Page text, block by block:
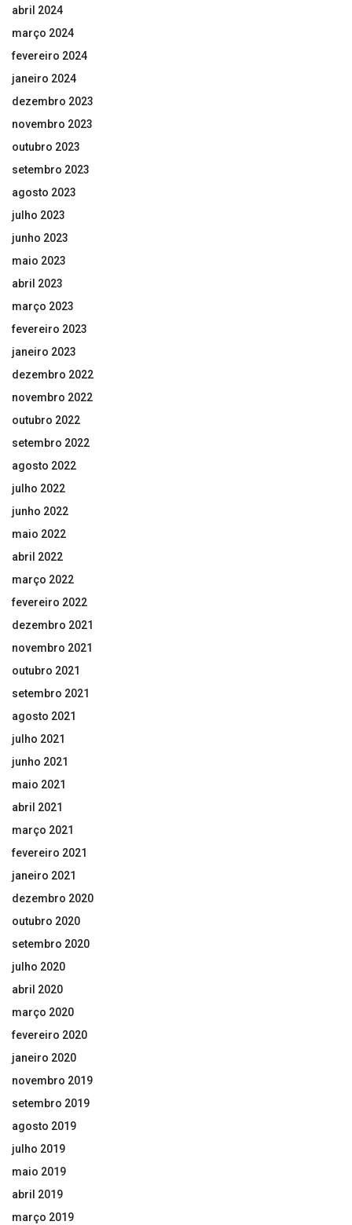
abril 2024
março 2024
fevereiro 2024
janeiro 2024
dezembro 2023
novembro 2023
outubro 2023
setembro 2023
agosto 2023
julho 2023
junho 2023
maio 2023
abril 2023
março 2023
fevereiro 2023
janeiro 2023
dezembro 2022
novembro 2022
outubro 2022
setembro 2022
agosto 2022
julho 2022
junho 2022
maio 2022
abril 2022
março 2022
fevereiro 2022
dezembro 2021
novembro 2021
outubro 2021
setembro 2021
agosto 2021
julho 2021
junho 2021
maio 2021
abril 2021
março 2021
fevereiro 2021
janeiro 2021
dezembro 2020
outubro 2020
setembro 2020
julho 2020
abril 2020
março 2020
fevereiro 2020
janeiro 2020
novembro 2019
setembro 2019
agosto 2019
julho 2019
maio 2019
abril 2019
março 2019